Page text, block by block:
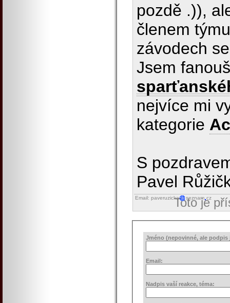
pozdě .)),
členem
závodech
Jsem
nejvíce mi
kategorie
S
Pavel
Email: paveruzicka seznam cz
Toto je
Jméno (nepovinné, ale podpis
Email:
Nadpis vaší reakce, téma: